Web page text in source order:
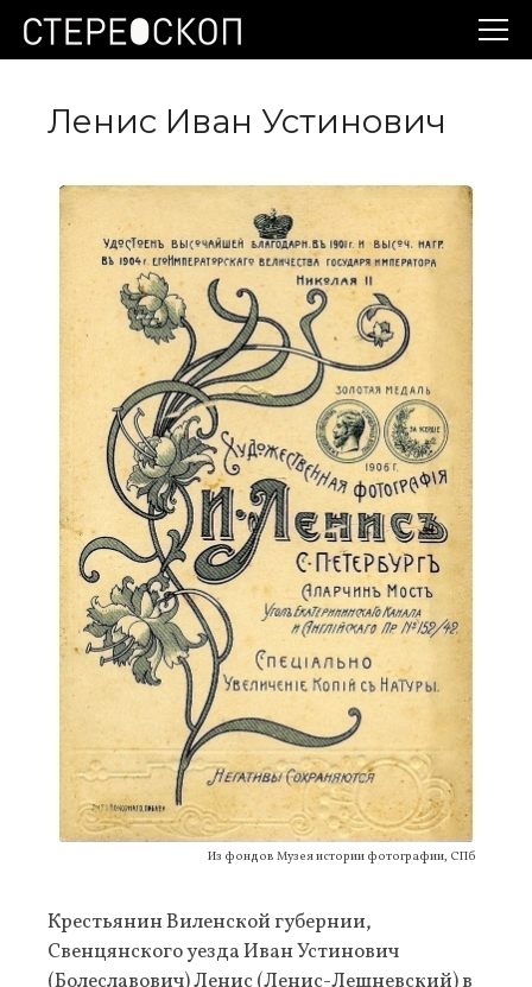
Ленис Иван Устинович
Из фондов Музея истории фотографии, СПб
Крестьянин Виленской губернии,
Свенцянского уезда Иван Устинович
(Болеславович) Ленис (Ленис-Лешневский) в